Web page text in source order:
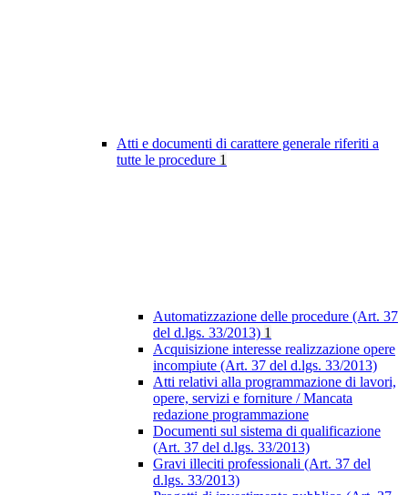
Atti e documenti di carattere generale riferiti a
tutte le procedure 1
Automatizzazione delle procedure (Art. 37
del d.lgs. 33/2013) 1
Acquisizione interesse realizzazione opere
incompiute (Art. 37 del d.lgs. 33/2013)
Atti relativi alla programmazione di lavori,
opere, servizi e forniture / Mancata
redazione programmazione
Documenti sul sistema di qualificazione
(Art. 37 del d.lgs. 33/2013)
Gravi illeciti professionali (Art. 37 del
d.lgs. 33/2013)